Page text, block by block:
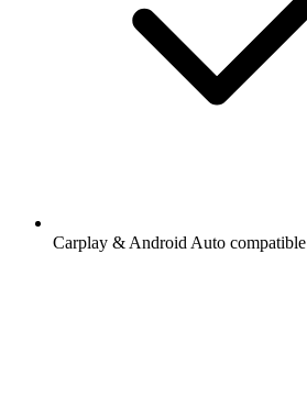
Carplay & Android Auto compatible